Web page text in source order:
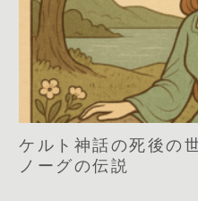
ケルト神話の死後の
ノーグの伝説